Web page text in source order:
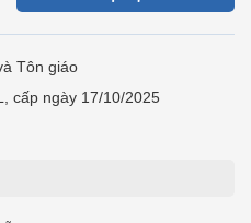
Tôn giáo
cấp ngày 17/10/2025